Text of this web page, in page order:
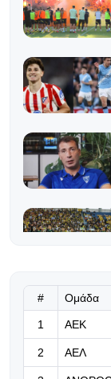
# Ομάδα
1 ΑΕΚ
2 ΑΕΛ